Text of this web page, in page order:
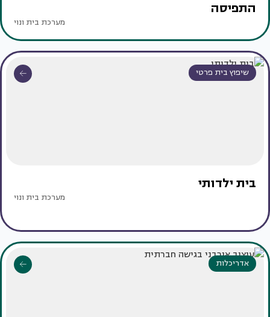
התפיסה
מערכת בית ונוי
שיפוץ בית פרטי
בית ילדותי
מערכת בית ונוי
אדריכלות